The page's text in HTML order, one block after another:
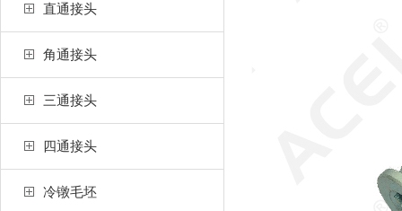
直通接头
角通接头
三通接头
四通接头
冷镦毛坯